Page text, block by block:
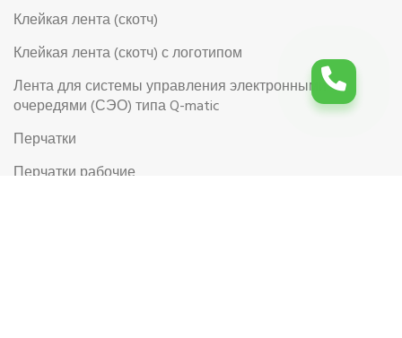
Клейкая лента (скотч)
Клейкая лента (скотч) с логотипом
Лента для системы управления электронными
очередями (СЭО) типа Q-matic
Перчатки
Перчатки рабочие